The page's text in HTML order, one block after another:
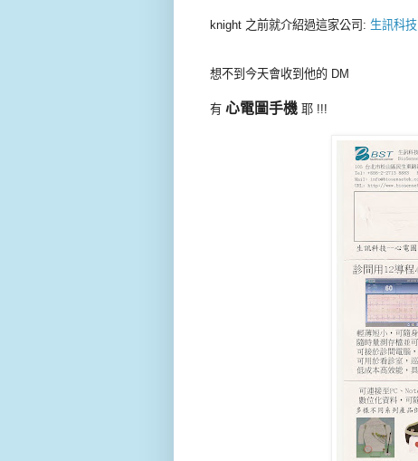
knight 之前就介紹過這家公司: 生訊科技
想不到今天會收到他的 DM
有 心電圖手機 耶 !!!